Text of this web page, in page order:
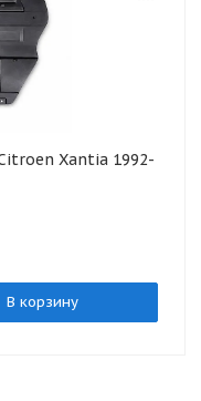
Xantia 1992-
В корзину